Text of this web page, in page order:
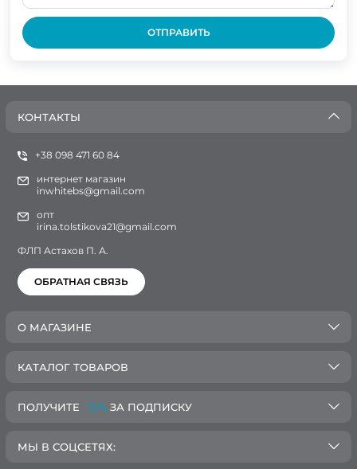
ОТПРАВИТЬ
КОНТАКТЫ
+38 098 471 60 84
интернет магазин
inwhitebs@gmail.com
опт
irina.tolstikova21@gmail.com
ФЛП Астахов П. А.
ОБРАТНАЯ СВЯЗЬ
О МАГАЗИНЕ
КАТАЛОГ ТОВАРОВ
ПОЛУЧИТЕ -10% ЗА ПОДПИСКУ
МЫ В СОЦСЕТЯХ: